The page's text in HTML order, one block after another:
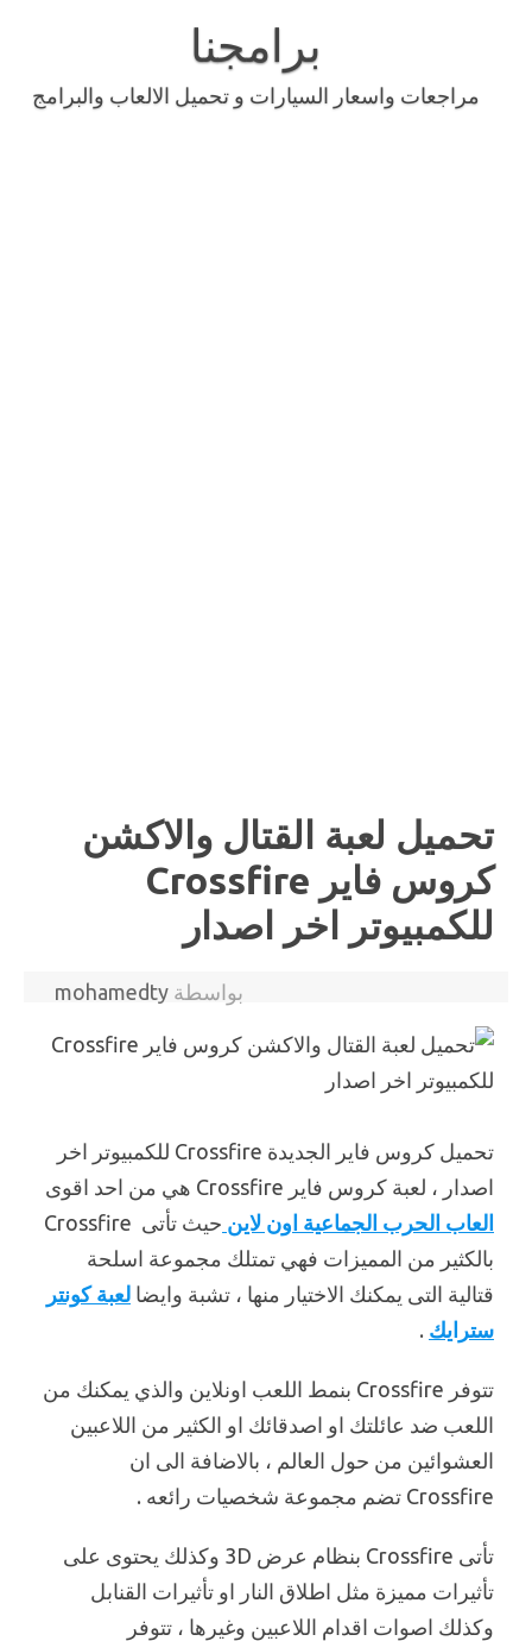
برامجنا
مراجعات واسعار السيارات و تحميل الالعاب والبرامج
تحميل لعبة القتال والاكشن
كروس فاير Crossfire
للكمبيوتر اخر اصدار
بواسطة mohamedty
تحميل كروس فاير الجديدة Crossfire للكمبيوتر اخر
اصدار ، لعبة كروس فاير Crossfire هي من احد اقوى
العاب الحرب الجماعية اون لاين
حيث تأتى Crossfire
بالكثير من المميزات فهي تمتلك مجموعة اسلحة
قتالية التى يمكنك الاختيار منها ، تشبة وايضا لعبة كونتر
سترايك .
تتوفر Crossfire بنمط اللعب اونلاين والذي يمكنك من
اللعب ضد عائلتك او اصدقائك او الكثير من اللاعبين
العشوائين من حول العالم ، بالاضافة الى ان
Crossfire تضم مجموعة شخصيات رائعه .
تأتى Crossfire بنظام عرض 3D وكذلك يحتوى على
تأثيرات مميزة مثل اطلاق النار او تأثيرات القنابل
وكذلك اصوات اقدام اللاعبين وغيرها ، تتوفر